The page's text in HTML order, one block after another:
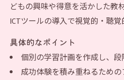
どもの興味や得意を活かした教
ICTツールの導入で視覚的・聴覚
具体的なポイント
個別の学習計画を作成し、
成功体験を積み重ねるため